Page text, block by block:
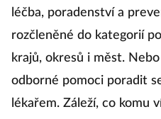
léčba, poradenství a
rozčleněné do kategorií
krajů, okresů i měst.
odborné pomoci poradit
lékařem. Záleží, co komu